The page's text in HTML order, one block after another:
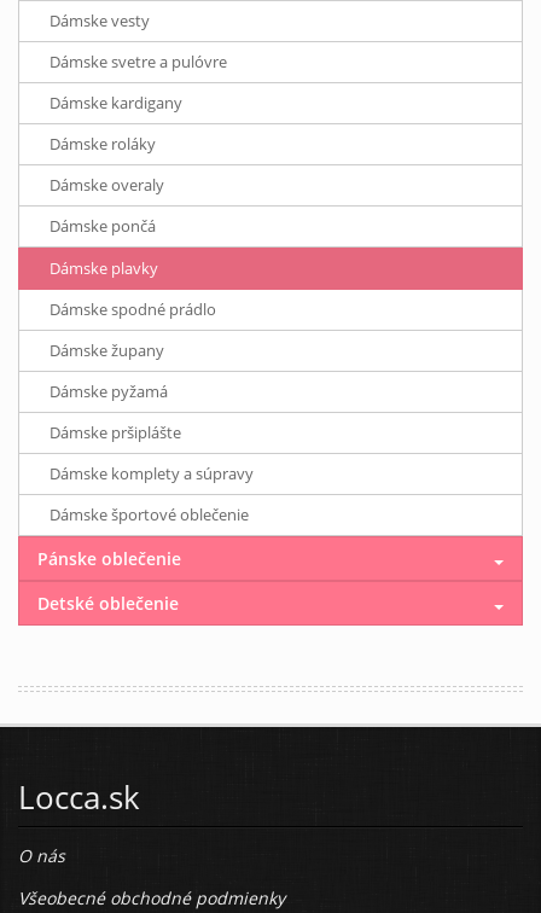
Dámske vesty
Dámske svetre a pulóvre
Dámske kardigany
Dámske roláky
Dámske overaly
Dámske pončá
Dámske plavky
Dámske spodné prádlo
Dámske župany
Dámske pyžamá
Dámske pršiplášte
Dámske komplety a súpravy
Dámske športové oblečenie
Pánske oblečenie
Detské oblečenie
Locca.sk
O nás
Všeobecné obchodné podmienky